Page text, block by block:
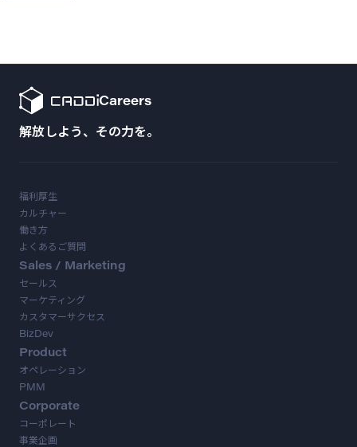
Careers
解放しよう、その力を。
福利厚生
カルチャー
働き方
よくあるご質問
Sales / Marketing
セールス
マーケティング
カスタマーサクセス
BizDev
Product
オペレーション
PMM
Corporate
コーポレート
事業企画